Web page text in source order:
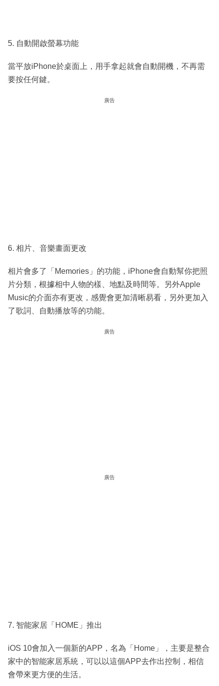
5. 自動開啟螢幕功能
當平放iPhone於桌面上，用手拿起就會自動開機，不再需
要按任何鍵。
廣告
6. 相片、音樂畫面更改
相片會多了「Memories」的功能，iPhone會自動幫你把照
片分類，根據相中人物的樣、地點及時間等。另外Apple
Music的介面亦有更改，感覺會更加清晰易看，另外更加入
了歌詞、自動播放等的功能。
廣告
廣告
7. 智能家居「HOME」推出
iOS 10會加入一個新的APP，名為「Home」，主要是整合
家中的智能家居系統，可以以這個APP去作出控制，相信
會帶來更方便的生活。